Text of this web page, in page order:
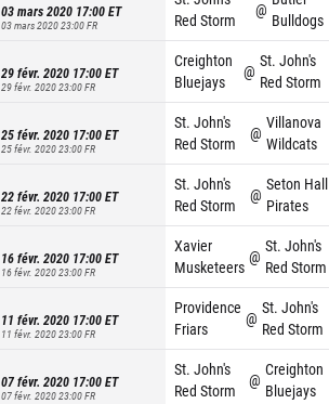
03 mars 2020 17:00ET
03 mars 2020 23:00FR
Red Storm
@
Bulldogs
29 févr. 2020 17:00ET
29 févr. 2020 23:00FR
Creighton
Bluejays
@
St. John's
Red Storm
25 févr. 2020 17:00ET
25 févr. 2020 23:00FR
St. John's
Red Storm
@
Villanova
Wildcats
22 févr. 2020 17:00ET
22 févr. 2020 23:00FR
St. John's
Red Storm
@
Seton Hall
Pirates
16 févr. 2020 17:00ET
16 févr. 2020 23:00FR
Xavier
Musketeers
@
St. John's
Red Storm
11 févr. 2020 17:00ET
11 févr. 2020 23:00FR
Providence
Friars
@
St. John's
Red Storm
07 févr. 2020 17:00ET
07 févr. 2020 23:00FR
St. John's
Red Storm
@
Creighton
Bluejays